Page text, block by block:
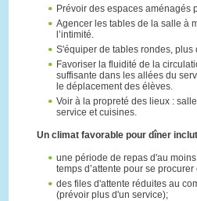
Prévoir des espaces aménagés
Agencer les tables de la salle à
l’intimité.
S'équiper de tables rondes, plus
Favoriser la fluidité de la
suffisante dans les allées du
le déplacement des élèves.
Voir à la propreté des lieux :
service et cuisines.
Un climat favorable pour dîner
une période de repas d'au
temps d’attente pour se
des files d'attente réduites au
(prévoir plus d'un service);